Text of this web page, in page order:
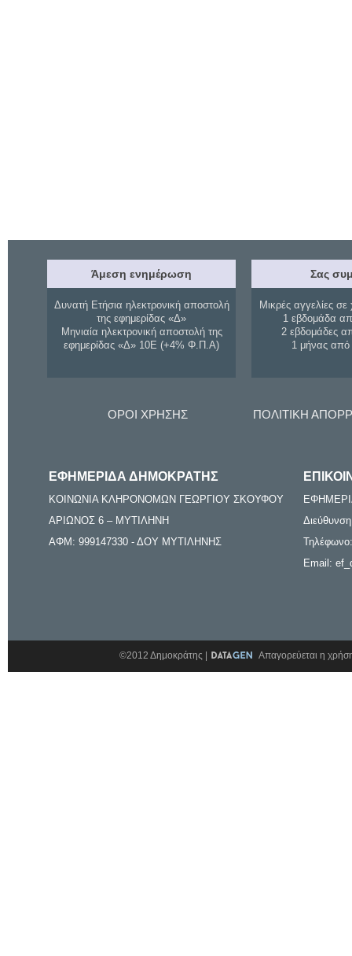
Άμεση ενημέρωση
Δυνατή Ετήσια ηλεκτρονική αποστολή
της εφημερίδας «Δ»
Μηνιαία ηλεκτρονική αποστολή της
εφημερίδας «Δ» 10Ε (+4% Φ.Π.Α)
Σας
Μικρές αγγελίες σε
1 εβδομάδα
2 εβδομάδες
1 μήνας
ΟΡΟΙ ΧΡΗΣΗΣ ΠΟΛΙΤΙΚΗ
ΕΦΗΜΕΡΙΔΑ ΔΗΜΟΚΡΑΤΗΣ
ΚΟΙΝΩΝΙΑ ΚΛΗΡΟΝΟΜΩΝ ΓΕΩΡΓΙΟΥ ΣΚΟΥΦΟΥ
ΑΡΙΩΝΟΣ 6 – ΜΥΤΙΛΗΝΗ
ΑΦΜ: 999147330 - ΔΟΥ ΜΥΤΙΛΗΝΗΣ
Email:
©2012 Δημοκράτης | Απαγορεύεται η